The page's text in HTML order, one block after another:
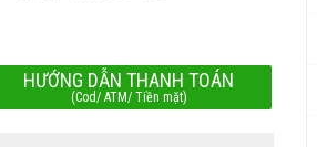
HƯỚNG DẪN THANH TOÁN
(Cod/ ATM/ Tiền mặt)